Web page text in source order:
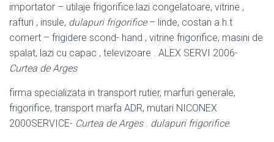
importator – utilaje frigorifice:lazi congelatoare, vitrine ,
rafturi , insule, dulapuri frigorifice– linde, costan a.h.t
comert – frigidere scond- hand , vitrine frigorifice, masini de
spalat, lazi cu capac , televizoare . ALEX SERVI 2006-
Curtea de Arges
firma specializata in transport rutier, marfuri generale,
frigorifice, transport marfa ADR, mutari NICONEX
2000SERVICE- Curtea de Arges. dulapuri frigorifice.